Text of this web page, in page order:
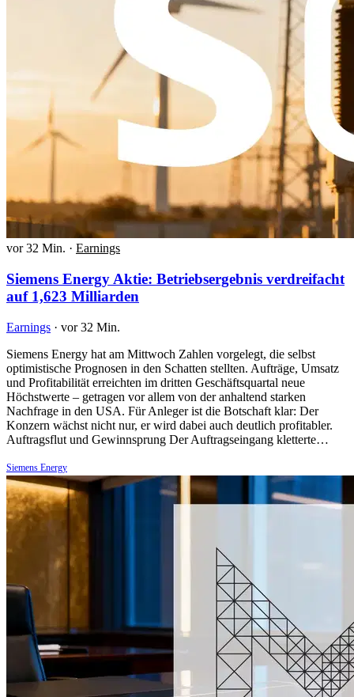
vor 32 Min. · Earnings
Siemens Energy Aktie: Betriebsergebnis verdreifacht
auf 1,623 Milliarden
Earnings · vor 32 Min.
Siemens Energy hat am Mittwoch Zahlen vorgelegt, die selbst
optimistische Prognosen in den Schatten stellten. Aufträge, Umsatz
und Profitabilität erreichten im dritten Geschäftsquartal neue
Höchstwerte – getragen vor allem von der anhaltend starken
Nachfrage in den USA. Für Anleger ist die Botschaft klar: Der
Konzern wächst nicht nur, er wird dabei auch deutlich profitabler.
Auftragsflut und Gewinnsprung Der Auftragseingang kletterte…
Siemens Energy